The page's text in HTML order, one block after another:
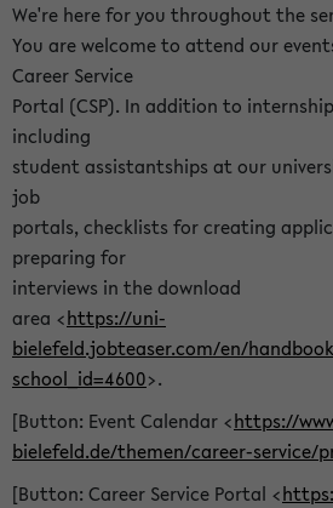
We're here for you throughout the
You are welcome to attend our
Career Service
Portal (CSP). In addition to
including
student assistantships at our
job
portals, checklists for creating
preparing for
interviews in the download
area <https://uni-
bielefeld.jobteaser.com/en/
school_id=4600>.
[Button: Event Calendar <https://
bielefeld.de/themen/career-service/
[Button: Career Service Portal <